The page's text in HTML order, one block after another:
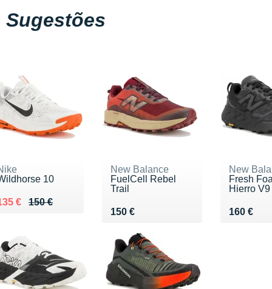
Sugestões
10
150 €
lieu de 150 €
€ 135 €
New Balance
FuelCell Rebel
Trail
150 €
Vendu 150 €
New
Fresh
Hierro V9
160 €
Vendu